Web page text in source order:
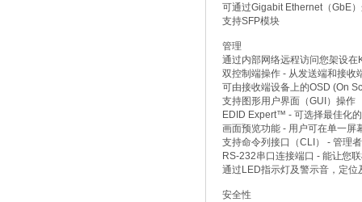
可通过Gigabit Ethernet（GbE
支持SFP模块
管理
通过内部网络远程访问您架设在
双控制端操作 - 从发送端和接收
可由接收端设备上的OSD (On
支持图形用户界面（GUI）操作
EDID Expert™ - 可选择最佳化
画面预览功能 - 用户可在单一屏
支持命令列接口（CLI） - 管理
RS-232串口连接端口 - 能让您
通过LED指示灯及警示音，定位
安全性